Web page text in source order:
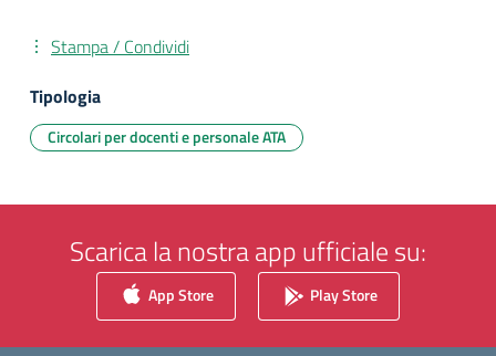
Stampa / Condividi
Tipologia
Circolari per docenti e personale ATA
Scarica la nostra app ufficiale su:
App Store Play Store